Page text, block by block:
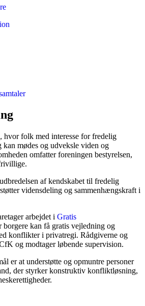
hvor folk med interesse for fredelig
mødes og udveksle viden og
omfatter foreningen bestyrelsen,
af kendskabet til fredelig
vidensdeling og sammenhængskraft i
arbejdet i Gratis
borgere kan få gratis vejledning og
konflikter i privatregi. Rådgiverne og
og modtager løbende supervision.
er at understøtte og opmuntre personer
der styrker konstruktiv konfliktløsning,